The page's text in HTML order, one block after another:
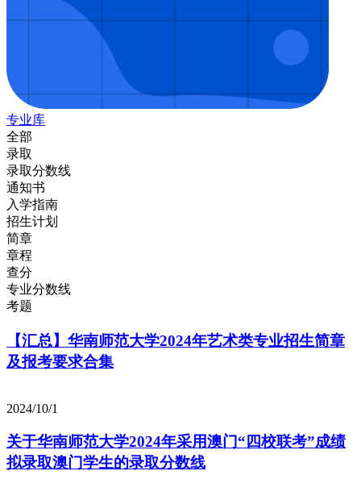
专业库
全部
录取
录取分数线
通知书
入学指南
招生计划
简章
章程
查分
专业分数线
考题
【汇总】华南师范大学2024年艺术类专业招生简章
及报考要求合集
2024/10/1
关于华南师范大学2024年采用澳门“四校联考”成绩
拟录取澳门学生的录取分数线